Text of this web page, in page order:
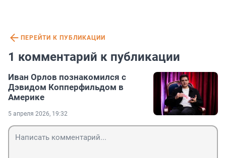
ПЕРЕЙТИ К ПУБЛИКАЦИИ
1 комментарий к публикации
Иван Орлов познакомился с
Дэвидом Копперфильдом в
Америке
5 апреля 2026, 19:32